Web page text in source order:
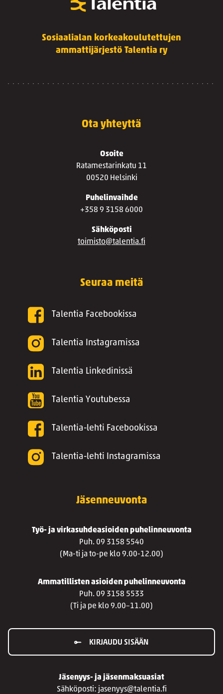
Sosiaalialan korkeakoulutettujen
ammattijärjestö Talentia ry
Ota yhteyttä
Osoite
Ratamestarinkatu 11
00520 Helsinki
Puhelinvaihde
+358 9 3158 6000
Sähköposti
toimisto@talentia.fi
Seuraa meitä
Talentia Facebookissa
Talentia Instagramissa
Talentia Linkedinissä
Talentia Youtubessa
Talentia-lehti Facebookissa
Talentia-lehti Instagramissa
Jäsenneuvonta
Työ- ja virkasuhdeasioiden puhelinneuvonta
Puh. 09 3158 5540
(Ma-ti ja to-pe klo 9.00-12.00)
Ammatillisten asioiden puhelinneuvonta
Puh. 09 3158 5533
(Ti ja pe klo 9.00–11.00)
KIRJAUDU SISÄÄN
Jäsenyys- ja jäsenmaksuasiat
Sähköposti: jasenyys@talentia.fi